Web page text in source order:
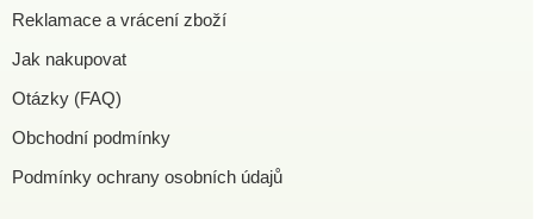
Reklamace a vrácení zboží
Jak nakupovat
Otázky (FAQ)
Obchodní podmínky
Podmínky ochrany osobních údajů